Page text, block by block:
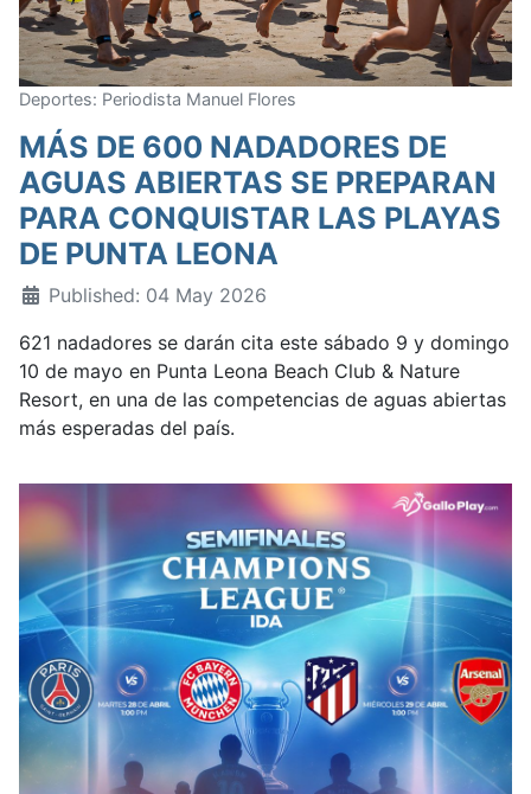
Deportes: Periodista Manuel Flores
MÁS DE 600 NADADORES DE
AGUAS ABIERTAS SE PREPARAN
PARA CONQUISTAR LAS PLAYAS
DE PUNTA LEONA
Published: 04 May 2026
621 nadadores se darán cita este sábado 9 y domingo
10 de mayo en Punta Leona Beach Club & Nature
Resort, en una de las competencias de aguas abiertas
más esperadas del país.